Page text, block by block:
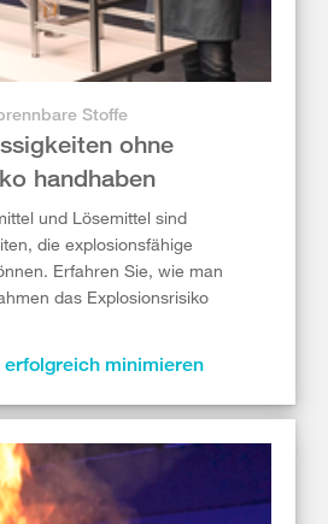
Stoffe
ohne
handhaben
und Lösemittel sind
die explosionsfähige
Erfahren Sie, wie man
das Explosionsrisiko
minimieren